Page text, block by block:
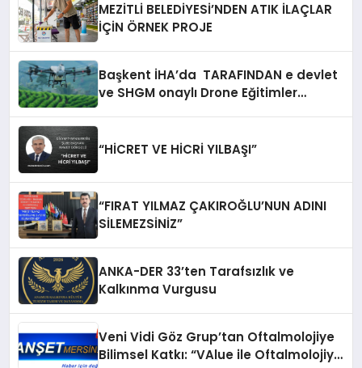
MEZİTLİ BELEDİYESİ’NDEN ATIK İLAÇLAR
İÇİN ÖRNEK PROJE
Başkent İHA’da TARAFINDAN e devlet
ve SHGM onaylı Drone Eğitimler
“HİCRET VE HİCRİ YILBAŞI”
“FIRAT YILMAZ ÇAKIROĞLU’NUN ADINI
SİLEMEZSİNİZ”
ANKA-DER 33’ten Tarafsızlık ve
Kalkınma Vurgusu
Veni Vidi Göz Grup’tan Oftalmolojiye
Bilimsel Katkı: “VAlue ile Oftalmolojiye